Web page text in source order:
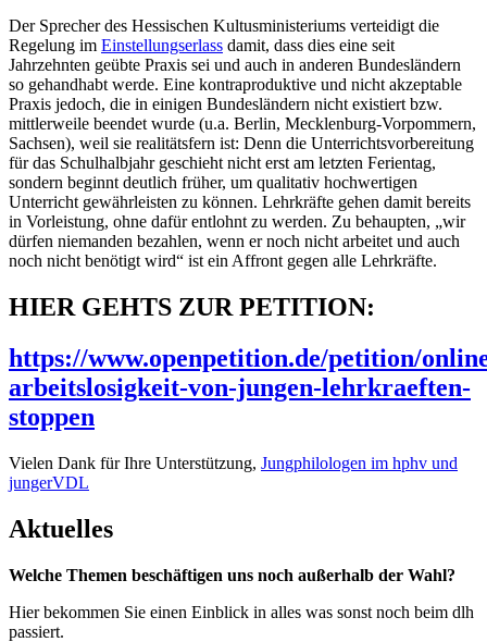
Der Sprecher des Hessischen Kultusministeriums verteidigt die
Regelung im Einstellungserlass damit, dass dies eine seit
Jahrzehnten geübte Praxis sei und auch in anderen Bundesländern
so gehandhabt werde. Eine kontraproduktive und nicht akzeptable
Praxis jedoch, die in einigen Bundesländern nicht existiert bzw.
mittlerweile beendet wurde (u.a. Berlin, Mecklenburg-Vorpommern,
Sachsen), weil sie realitätsfern ist: Denn die Unterrichtsvorbereitung
für das Schulhalbjahr geschieht nicht erst am letzten Ferientag,
sondern beginnt deutlich früher, um qualitativ hochwertigen
Unterricht gewährleisten zu können. Lehrkräfte gehen damit bereits
in Vorleistung, ohne dafür entlohnt zu werden. Zu behaupten, „wir
dürfen niemanden bezahlen, wenn er noch nicht arbeitet und auch
noch nicht benötigt wird“ ist ein Affront gegen alle Lehrkräfte.
HIER GEHTS ZUR PETITION:
https://www.openpetition.de/petition/
arbeitslosigkeit-von-jungen-lehrkraeften-
stoppen
Vielen Dank für Ihre Unterstützung, Jungphilologen im hphv und
jungerVDL
Aktuelles
Welche Themen beschäftigen uns noch außerhalb der Wahl?
Hier bekommen Sie einen Einblick in alles was sonst noch beim dlh
passiert.